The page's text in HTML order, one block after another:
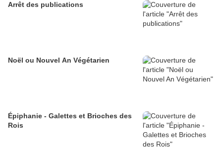
Arrêt des publications
Noël ou Nouvel An Végétarien
Épiphanie - Galettes et Brioches des
Rois